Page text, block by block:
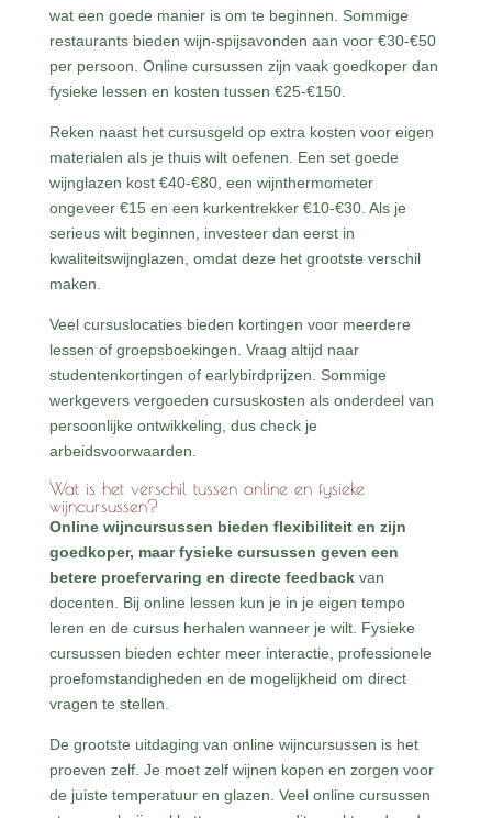
wat een goede manier is om te beginnen. Sommige
restaurants bieden wijn-spijsavonden aan voor €30-€50
per persoon. Online cursussen zijn vaak goedkoper dan
fysieke lessen en kosten tussen €25-€150.
Reken naast het cursusgeld op extra kosten voor eigen
materialen als je thuis wilt oefenen. Een set goede
wijnglazen kost €40-€80, een wijnthermometer
ongeveer €15 en een kurkentrekker €10-€30. Als je
serieus wilt beginnen, investeer dan eerst in
kwaliteitswijnglazen, omdat deze het grootste verschil
maken.
Veel cursuslocaties bieden kortingen voor meerdere
lessen of groepsboekingen. Vraag altijd naar
studentenkortingen of earlybirdprijzen. Sommige
werkgevers vergoeden cursuskosten als onderdeel van
persoonlijke ontwikkeling, dus check je
arbeidsvoorwaarden.
Wat is het verschil tussen online en fysieke
wijncursussen?
Online wijncursussen bieden flexibiliteit en zijn
goedkoper, maar fysieke cursussen geven een
betere proefervaring en directe feedbackvan
docenten. Bij online lessen kun je in je eigen tempo
leren en de cursus herhalen wanneer je wilt. Fysieke
cursussen bieden echter meer interactie, professionele
proefomstandigheden en de mogelijkheid om direct
vragen te stellen.
De grootste uitdaging van online wijncursussen is het
proeven zelf. Je moet zelf wijnen kopen en zorgen voor
de juiste temperatuur en glazen. Veel online cursussen